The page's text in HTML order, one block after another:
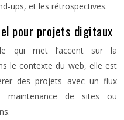
ups, et les rétrospectives.
pour projets digitaux
qui met l’accent sur la
le contexte du web, elle est
des projets avec un flux
de sites ou